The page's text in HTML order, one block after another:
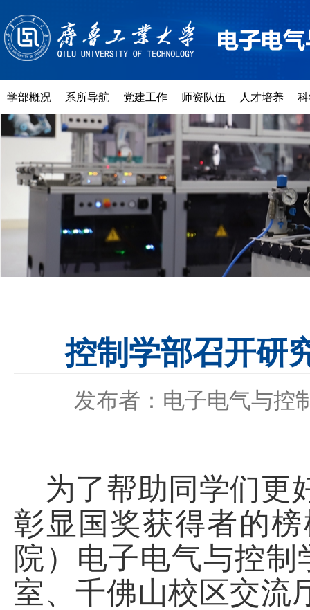
学部概况 系所导航 党建工作 师资队伍 人才培养
控制学部召开研
发布者：电子电气与控
为了帮助同学们更
彰显国奖获得者的
院）电子电气与控制
室、千佛山校区交流